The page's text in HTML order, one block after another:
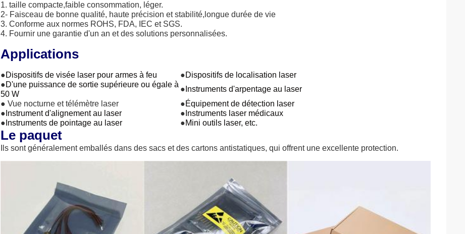
1. taille compacte,faible consommation, léger.
2- Faisceau de bonne qualité, haute précision et stabilité, longue durée de vie
3. Conforme aux normes ROHS, FDA, IEC et SGS.
4. Fournir une garantie d'un an et des solutions personnalisées.
Applications
●Dispositifs de visée laser pour armes à feu ●Dispositifs de localisation laser
●D'une puissance de sortie supérieure ou égale à
50 W
● Instruments d'arpentage au laser
● Vue nocturne et télémètre laser
●Équipement de détection laser
● Instrument d'alignement au laser ● Instruments laser médicaux
● Instruments de pointage au laser ●Mini outils laser, etc.
Le paquet
Ils sont généralement emballés dans des sacs et des cartons antistatiques, qui offrent une excellente protection.